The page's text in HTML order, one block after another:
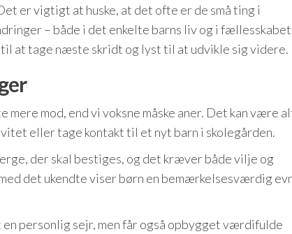
er vigtigt at huske, at det ofte er de små ting i
– både i det enkelte barns liv og i
at tage næste skridt og lyst til at udvikle sig videre.
mod, end vi voksne måske aner. Det kan være
eller tage kontakt til et nyt barn i skolegården.
der skal bestiges, og det kræver både vilje og
det ukendte viser børn en bemærkelsesværdig
personlig sejr, men får også opbygget værdifulde